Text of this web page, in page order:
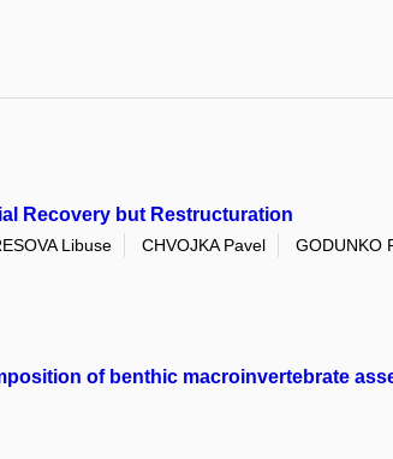
Recovery but Restructuration
Libuse CHVOJKA Pavel GODUNKO
of benthic macroinvertebrate